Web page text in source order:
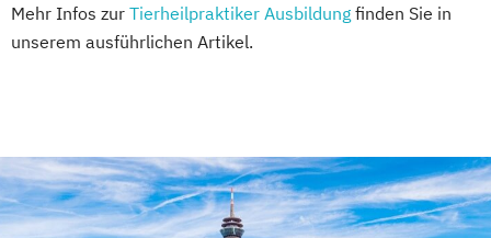
Mehr Infos zur Tierheilpraktiker Ausbildung finden Sie in
unserem ausführlichen Artikel.